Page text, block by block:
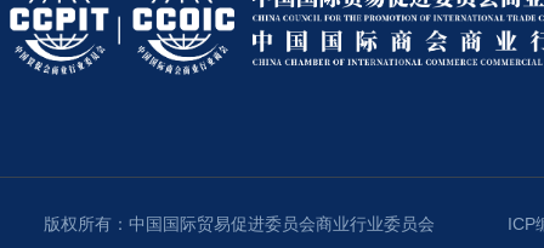
版权所有：中国国际贸易促进委员会商业行业委员会 ICP